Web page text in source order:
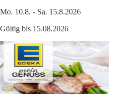
Mo. 10.8. - Sa. 15.8.2026
Gültig bis 15.08.2026